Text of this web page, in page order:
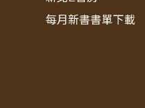
每月新書書單下載